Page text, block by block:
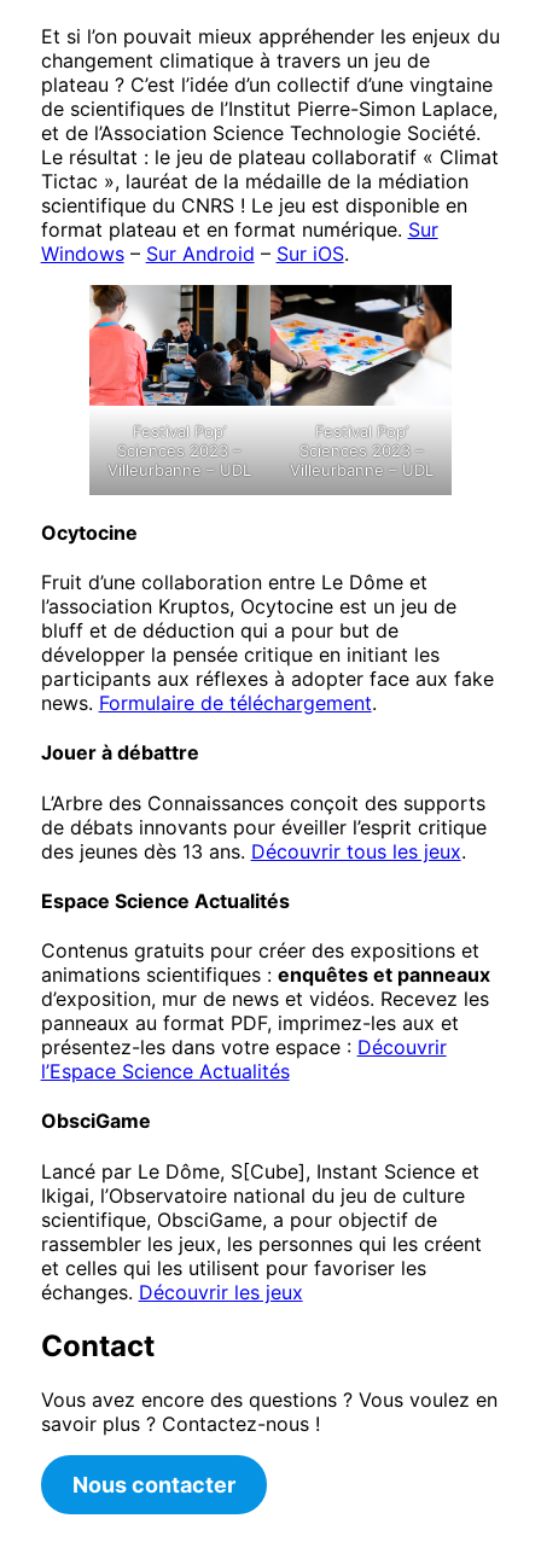
Et si l’on pouvait mieux appréhender les enjeux du
changement climatique à travers un jeu de
plateau ? C’est l’idée d’un collectif d’une vingtaine
de scientifiques de l’Institut Pierre-Simon Laplace,
et de l’Association Science Technologie Société.
Le résultat : le jeu de plateau collaboratif « Climat
Tictac », lauréat de la médaille de la médiation
scientifique du CNRS ! Le jeu est disponible en
format plateau et en format numérique. Sur
Windows– Sur Android – Sur iOS.
Festival Pop’
Sciences 2023 –
Villeurbanne – UDL
Festival Pop’
Sciences 2023 –
Villeurbanne – UDL
Ocytocine
Fruit d’une collaboration entre Le Dôme et
l’association Kruptos, Ocytocine est un jeu de
bluff et de déduction qui a pour but de
développer la pensée critique en initiant les
participants aux réflexes à adopter face aux fake
news. Formulaire de téléchargement.
Jouer à débattre
L’Arbre des Connaissances conçoit des supports
de débats innovants pour éveiller l’esprit critique
des jeunes dès 13 ans. Découvrir tous les jeux.
Espace Science Actualités
Contenus gratuits pour créer des expositions et
animations scientifiques : enquêtes et panneaux
d’exposition, mur de news et vidéos. Recevez les
panneaux au format PDF, imprimez-les aux et
présentez-les dans votre espace : Découvrir
l’Espace Science Actualités
ObsciGame
Lancé par Le Dôme, S[Cube], Instant Science et
Ikigai, l’Observatoire national du jeu de culture
scientifique, ObsciGame, a pour objectif de
rassembler les jeux, les personnes qui les créent
et celles qui les utilisent pour favoriser les
échanges. Découvrir les jeux
Contact
Vous avez encore des questions ? Vous voulez en
savoir plus ? Contactez-nous !
Nous contacter